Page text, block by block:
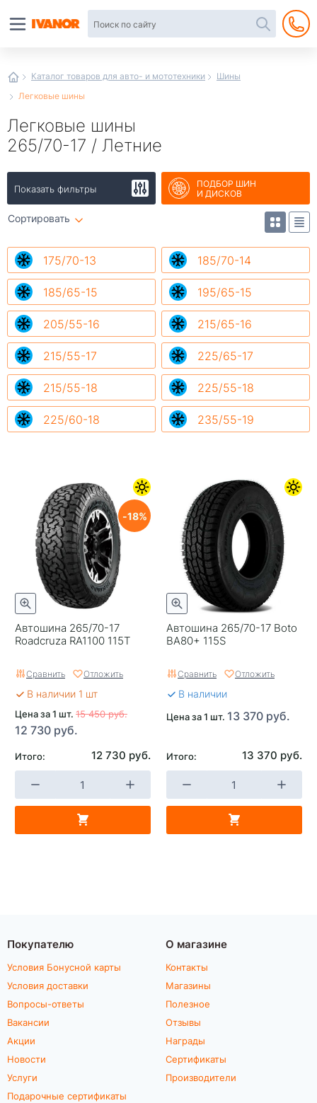
Каталог товаров для авто- и мототехники
Шины
Легковые шины
Легковые шины
265/70-17 / Летние
Показать фильтры
ПОДБОР ШИН
И ДИСКОВ
Сортировать
175/70-13 185/70-14
185/65-15 195/65-15
205/55-16 215/65-16
215/55-17 225/65-17
215/55-18 225/55-18
225/60-18 235/55-19
Автошина 265/70-17
Roadcruza RA1100 115T
18
Сравнить Отложить
В наличии 1 шт
Цена за 1 шт. 15 450 руб.
12 730 руб.
Итого: 12 730 руб.
Автошина 265/70-17 Boto
BA80+ 115S
Сравнить Отложить
В наличии
Цена за 1 шт. 13 370 руб.
Итого: 13 370 руб.
Покупателю
Условия Бонусной карты
Условия доставки
Вопросы-ответы
Вакансии
Акции
Новости
Услуги
Подарочные сертификаты
О магазине
Контакты
Магазины
Полезное
Отзывы
Награды
Сертификаты
Производители
интернет-